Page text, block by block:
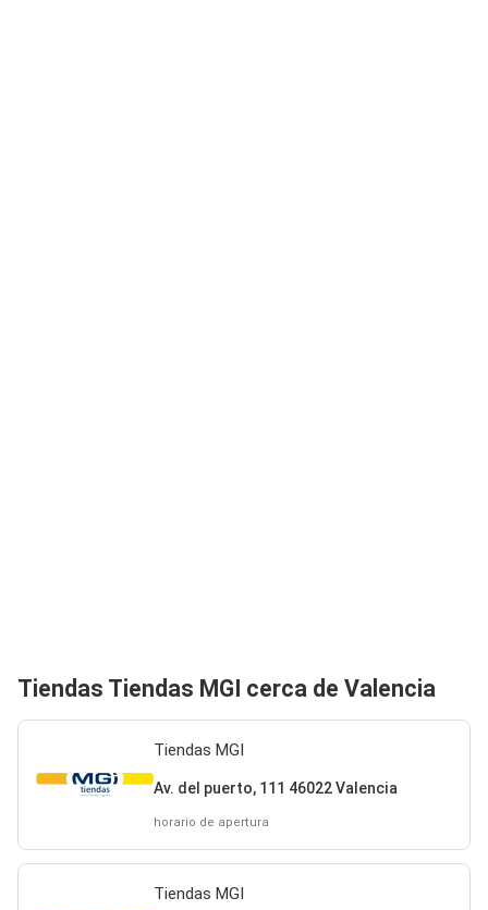
Tiendas Tiendas MGI cerca de Valencia
Tiendas MGI
Av. del puerto, 111 46022 Valencia
horario de apertura
Tiendas MGI